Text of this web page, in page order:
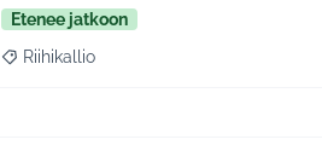
Etenee jatkoon
Rajaa tulokset teeman mukaan: Riihikallio
Riihikallio